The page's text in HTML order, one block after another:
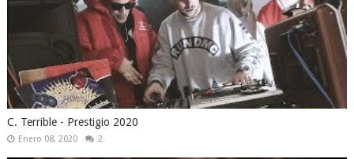
C. Terrible - Prestigio 2020
Enero 08, 2020 2